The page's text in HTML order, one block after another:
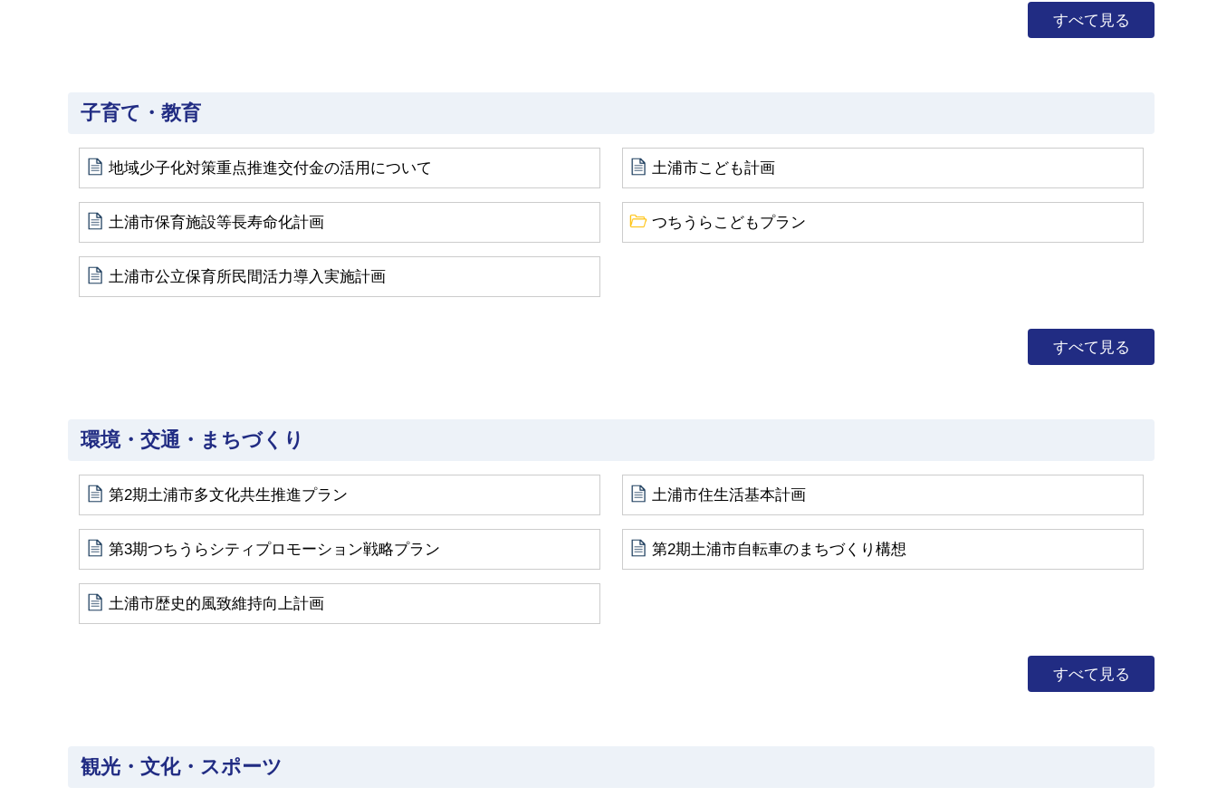
すべて見る
子育て・教育
地域少子化対策重点推進交付金の活用について 土浦市こども計画
土浦市保育施設等長寿命化計画 つちうらこどもプラン
土浦市公立保育所民間活力導入実施計画
すべて見る
環境・交通・まちづくり
第2期土浦市多文化共生推進プラン 土浦市住生活基本計画
第3期つちうらシティプロモーション戦略プラン 第2期土浦市自転車のまちづくり構想
土浦市歴史的風致維持向上計画
すべて見る
観光・文化・スポーツ